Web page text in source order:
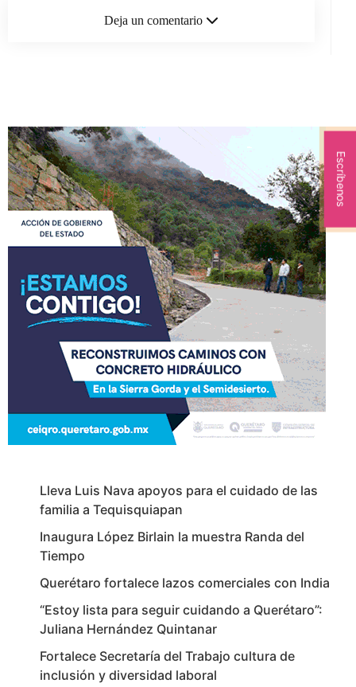
Deja un comentario
Lleva Luis Nava apoyos para el cuidado de las
familia a Tequisquiapan
Inaugura López Birlain la muestra Randa del
Tiempo
Querétaro fortalece lazos comerciales con India
“Estoy lista para seguir cuidando a Querétaro”:
Juliana Hernández Quintanar
Fortalece Secretaría del Trabajo cultura de
inclusión y diversidad laboral
Escríbenos